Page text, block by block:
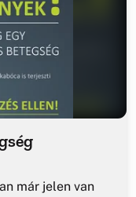
már jelen van